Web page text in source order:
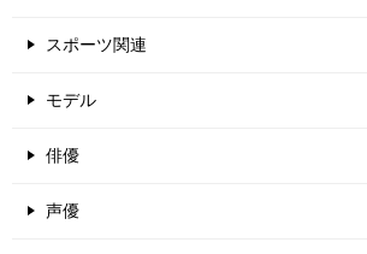
スポーツ関連
モデル
俳優
声優